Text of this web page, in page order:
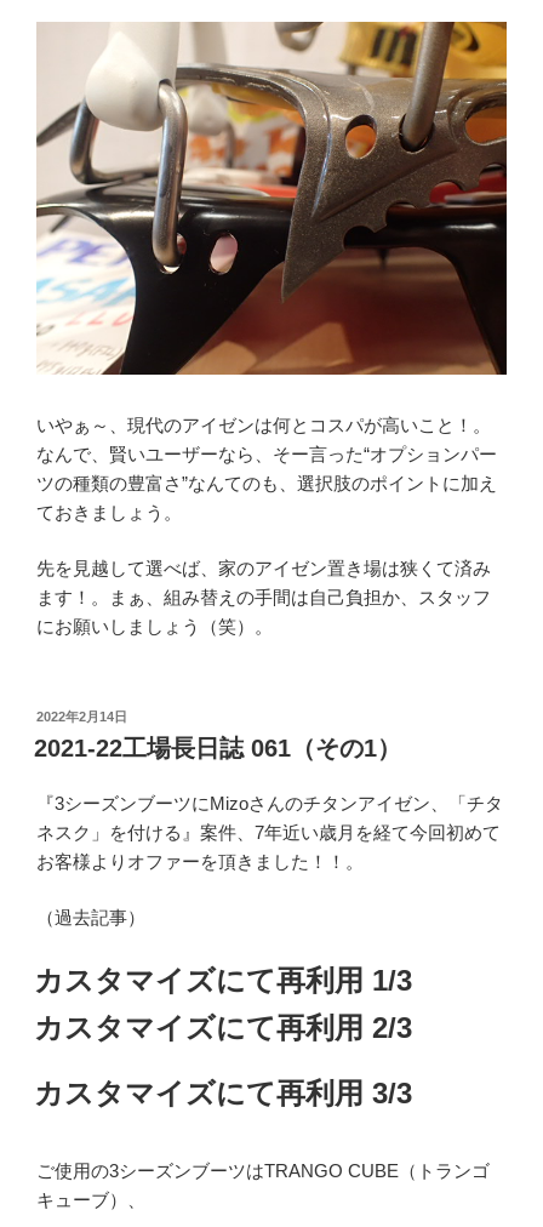
いやぁ～、現代のアイゼンは何とコスパが高いこと！。
なんで、賢いユーザーなら、そー言った“オプションパー
ツの種類の豊富さ”なんてのも、選択肢のポイントに加え
ておきましょう。
先を見越して選べば、家のアイゼン置き場は狭くて済み
ます！。まぁ、組み替えの手間は自己負担か、スタッフ
にお願いしましょう（笑）。
投
稿
日:
2022年2月14日
2021-22工場長日誌 061（その1）
『3シーズンブーツにMizoさんのチタンアイゼン、「チタ
ネスク」を付ける』案件、7年近い歳月を経て今回初めて
お客様よりオファーを頂きました！！。
（過去記事）
カスタマイズにて再利用 1/3
カスタマイズにて再利用 2/3
カスタマイズにて再利用 3/3
ご使用の3シーズンブーツはTRANGO CUBE（トランゴ
キューブ）、